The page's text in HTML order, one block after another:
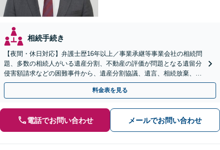
相続手続き
【夜間・休日対応】弁護士歴16年以上／事業承継等事業会社の相続問
題、多数の相続人がいる遺産分割、不動産の評価が問題となる遺留分
侵害額請求などの困難事件から、遺産分割協議、遺言、相続放棄、使
途不明金の調査まで、全般の経験豊富【JR草津駅2分】
料金表を見る
電話でお問い合わせ メールでお問い合わせ